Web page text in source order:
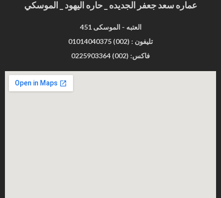
عماره سعد جعفر الجديده _ حاره اليهود _ الموسكي
451 العتبه - الموسكى
تليفون : (002) 01014040375
فاكس: (002) 0225903364